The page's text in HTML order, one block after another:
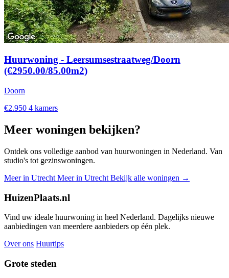
Huurwoning - Leersumsestraatweg/Doorn
(€2950.00/85.00m2)
Doorn
€2.950 4 kamers
Meer woningen bekijken?
Ontdek ons volledige aanbod van huurwoningen in Nederland. Van
studio's tot gezinswoningen.
Meer in Utrecht Meer in Utrecht Bekijk alle woningen →
HuizenPlaats.nl
Vind uw ideale huurwoning in heel Nederland. Dagelijks nieuwe
aanbiedingen van meerdere aanbieders op één plek.
Over ons Huurtips
Grote steden